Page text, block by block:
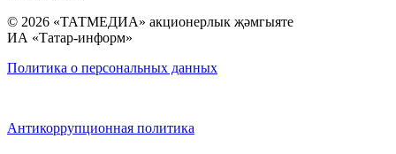
© 2026 «ТАТМЕДИА» акционерлык җәмгыяте
ИА «Татар-информ»
Политика о персональных данных
Антикоррупционная политика